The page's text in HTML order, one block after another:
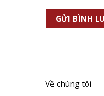
Về chúng tôi